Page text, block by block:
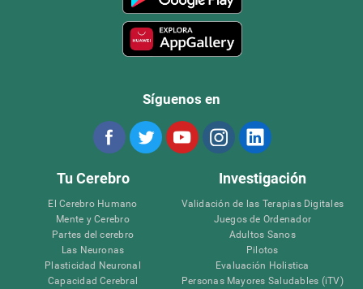
Síguenos en
Tu Cerebro
El Cerebro Humano
Mente y Cerebro
Partes del cerebro
Las Neuronas
Plasticidad Neuronal
Capacidad Cerebral
Investigación
Validación de las Terapias Digitales
Juegos de Ordenador
Adultos Sanos
Pilotos
Evaluación Holistica
Personas Mayores Saludables (iTV)